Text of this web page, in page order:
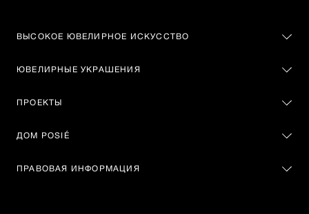
ВЫСОКОЕ ЮВЕЛИРНОЕ ИСКУССТВО
ЮВЕЛИРНЫЕ УКРАШЕНИЯ
ПРОЕКТЫ
ДОМ POSIÉ
ПРАВОВАЯ ИНФОРМАЦИЯ